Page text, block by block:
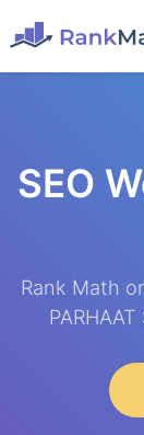
SEO
Rank Math